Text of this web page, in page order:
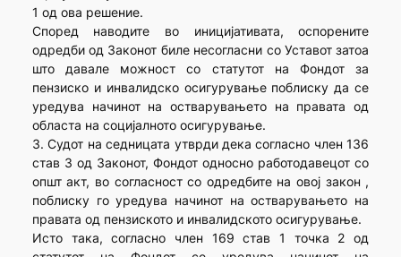
1 од ова решение.
Според наводите во иницијативата, оспорените
одредби од Законот биле несогласни со Уставот затоа
што давале можност со статутот на Фондот за
пензиско и инвалидско осигурување поблиску да се
уредува начинот на остварувањето на правата од
областа на социјалното осигурување.
3. Судот на седницата утврди дека согласно член 136
став 3 од Законот, Фондот односно работодавецот со
општ акт, во согласност со одредбите на овој закон ,
поблиску го уредува начинот на остварувањето на
правата од пензиското и инвалидското осигурување.
Исто така, согласно член 169 став 1 точка 2 од